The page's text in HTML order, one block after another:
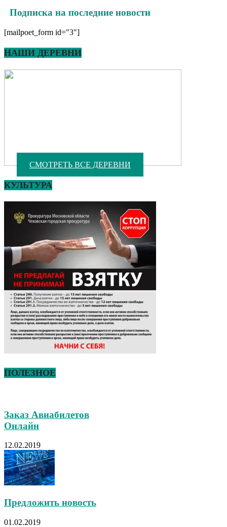
Подписка на последние новости
[mailpoet_form id="3"]
НАШИ ДЕРЕВНИ
СМОТРЕТЬ ВСЕ ДЕРЕВНИ
КУЛЬТУРА
ПОЛЕЗНОЕ
Заказ Авиабилетов
Онлайн
12.02.2019
Предложить новость
01.02.2019